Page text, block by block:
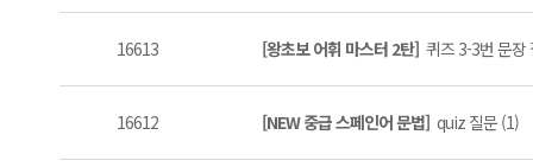
16613 [왕초보 어휘 마스터 2탄] 퀴즈 3-3번 문장
16612 [NEW 중급 스페인어 문법] quiz 질문 (1)